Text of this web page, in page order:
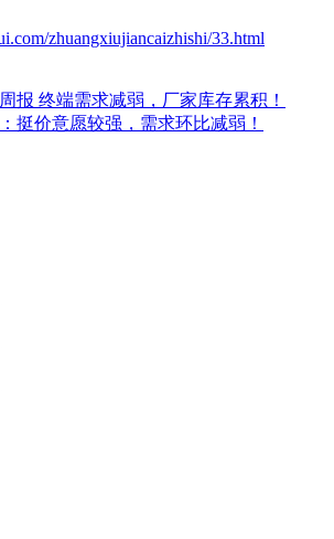
zhuangxiujiancaizhishi/33.html
报 终端需求减弱，厂家库存累积！
挺价意愿较强，需求环比减弱！